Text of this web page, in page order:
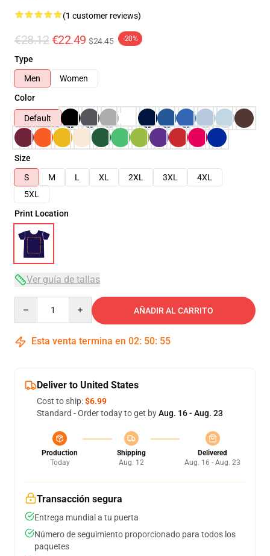
(1 customer reviews)
€28.12 €22.49 $24.45 -20%
Type
Men
Women
Color
Default
Size
S
M L XL 2XL 3XL
4XL
5XL
Print Location
Ver guía de tallas
AÑADIR AL CARRITO
Esta venta termina en 02: 50: 54
Deliver to United States
Cost to ship:$6.99
Standard - Order today to get byAug. 16 - Aug. 23
Production
Today
Shipping
Aug. 12
Delivered
Aug. 16 - Aug. 23
Transacción segura
Entrega mundial a tu puerta
Número de seguimiento proporcionado para todos los
paquetes